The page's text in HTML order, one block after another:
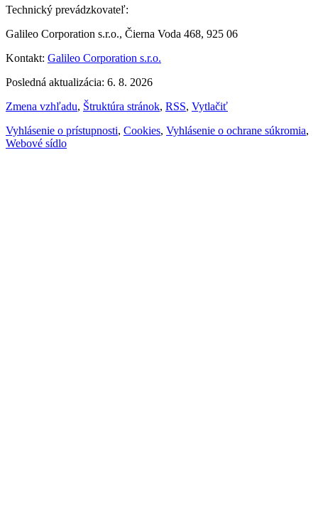
Technický prevádzkovateľ:
Galileo Corporation s.r.o., Čierna Voda 468, 925 06
Kontakt: Galileo Corporation s.r.o.
Posledná aktualizácia: 6. 8. 2026
Zmena vzhľadu, Štruktúra stránok, RSS, Vytlačiť
Vyhlásenie o prístupnosti, Cookies, Vyhlásenie o ochrane súkromia,
Webové sídlo